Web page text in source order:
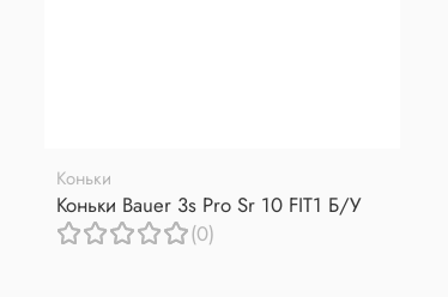
Коньки
Коньки Bauer 3s Pro Sr 10 FIT1 Б/У
(0)